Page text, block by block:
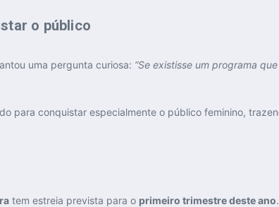
o público
uma pergunta curiosa: “Se existisse um programa
para conquistar especialmente o público feminino,
tem estreia prevista para o primeiro trimestre deste ano